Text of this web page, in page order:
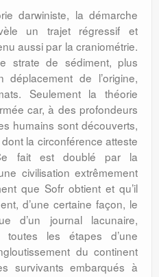
darwiniste, la démarche
un trajet régressif et
aussi par la craniométrie.
strate de sédiment, plus
déplacement de l’origine,
Seulement la théorie
car, à des profondeurs
humains sont découverts,
la circonférence atteste
fait est doublé par la
civilisation extrêmement
que Sofr obtient et qu’il
d’une certaine façon, le
d’un journal lacunaire,
toutes les étapes d’une
du continent
survivants embarqués à